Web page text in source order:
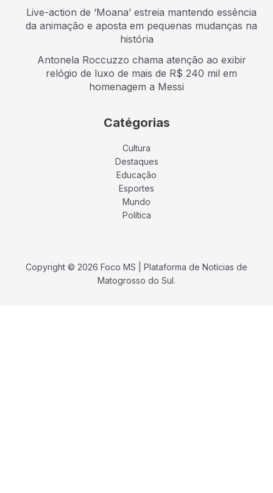
Live-action de ‘Moana’ estreia mantendo essência
da animação e aposta em pequenas mudanças na
história
Antonela Roccuzzo chama atenção ao exibir
relógio de luxo de mais de R$ 240 mil em
homenagem a Messi
Catégorias
Cultura
Destaques
Educação
Esportes
Mundo
Política
Copyright © 2026 Foco MS | Plataforma de Notícias de
Matogrosso do Sul.